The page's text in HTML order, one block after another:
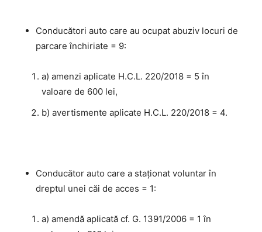
Conducători auto care au ocupat abuziv locuri de
parcare închiriate = 9:
a) amenzi aplicate H.C.L. 220/2018 = 5 în
valoare de 600 lei,
b) avertismente aplicate H.C.L. 220/2018 = 4.
Conducător auto care a staţionat voluntar în
dreptul unei căi de acces = 1:
a) amendă aplicată cf. G. 1391/2006 = 1 în